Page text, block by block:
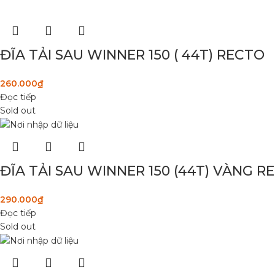
ĐĨA TẢI SAU WINNER 150 ( 44T) RECTO
260.000₫
Đọc tiếp
Sold out
ĐĨA TẢI SAU WINNER 150 (44T) VÀNG
290.000₫
Đọc tiếp
Sold out